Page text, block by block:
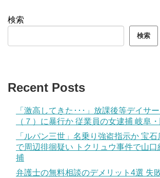
検索
検索
Recent Posts
「激高してきた･･･」放課後等デイサ
（７）に暴行か 従業員の女逮捕 岐阜
「ルパン三世」名乗り強盗指示か 宝
で周辺徘徊疑い トクリュウ事件で山
捕
弁護士の無料相談のデメリット4選 失